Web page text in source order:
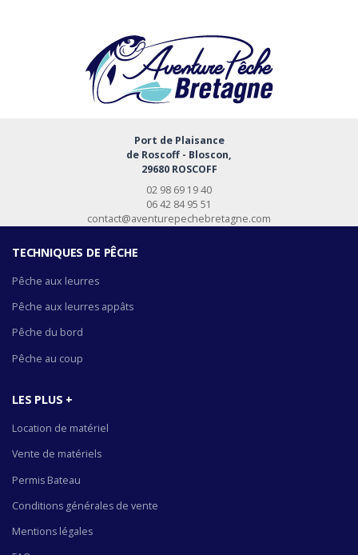
Port de Plaisance
de Roscoff - Bloscon,
29680 ROSCOFF
02 98 69 19 40
06 42 84 95 51
contact@aventurepechebretagne.com
TECHNIQUES DE PÊCHE
Pêche aux leurres
Pêche aux leurres appâts
Pêche du bord
Pêche au coup
LES PLUS +
Location de matériel
Vente de matériels
Permis Bateau
Conditions générales de vente
Mentions légales